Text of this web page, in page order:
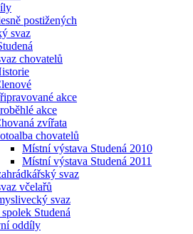
postižených
svaz
chovatelů
akce
akce
zvířata
chovatelů
Místní výstava Studená 2010
Místní výstava Studená 2011
svaz
včelařů
svaz
Studená
oddíly